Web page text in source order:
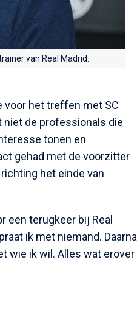
van Real Madrid.
voor het treffen met SC
niet de professionals die
tonen en
gehad met de voorzitter
het einde van
terugkeer bij Real
ik met niemand. Daarna
wie ik wil. Alles wat erover